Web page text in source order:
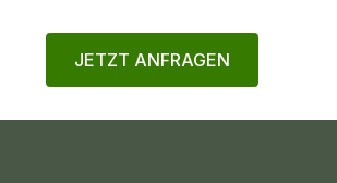
JETZT ANFRAGEN